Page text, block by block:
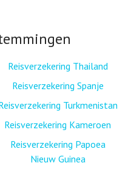
Reisverzekering Thailand
Reisverzekering Spanje
Turkmenistan
Reisverzekering Kameroen
Reisverzekering Papoea
Nieuw Guinea